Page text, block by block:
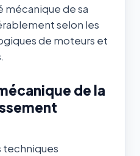
de sa
selon les
de moteurs et
de la
techniques